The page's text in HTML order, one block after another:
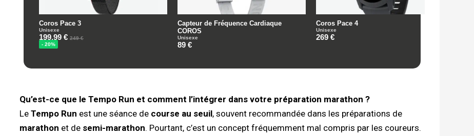
Qu’est-ce que le Tempo Run et comment l’intégrer dans votre préparation marathon ?
Le Tempo Run est une séance de course au seuil, souvent recommandée dans les préparations de
marathon et de semi-marathon. Pourtant, c’est un concept fréquemment mal compris par les coureurs.